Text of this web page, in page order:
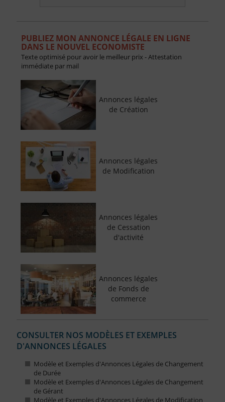
PUBLIEZ MON ANNONCE LÉGALE EN LIGNE
DANS LE NOUVEL ECONOMISTE
Texte optimisé pour avoir le meilleur prix - Attestation
immédiate par mail
Annonces légales
de Création
Annonces légales
de Modification
Annonces légales
de Cessation
d'activité
Annonces légales
de Fonds de
commerce
CONSULTER NOS MODÈLES ET EXEMPLES
D'ANNONCES LÉGALES
Modèle et Exemples d'Annonces Légales de Changement
de Durée
Modèle et Exemples d'Annonces Légales de Changement
de Gérant
Modèle et Exemples d'Annonces Légales de Modification